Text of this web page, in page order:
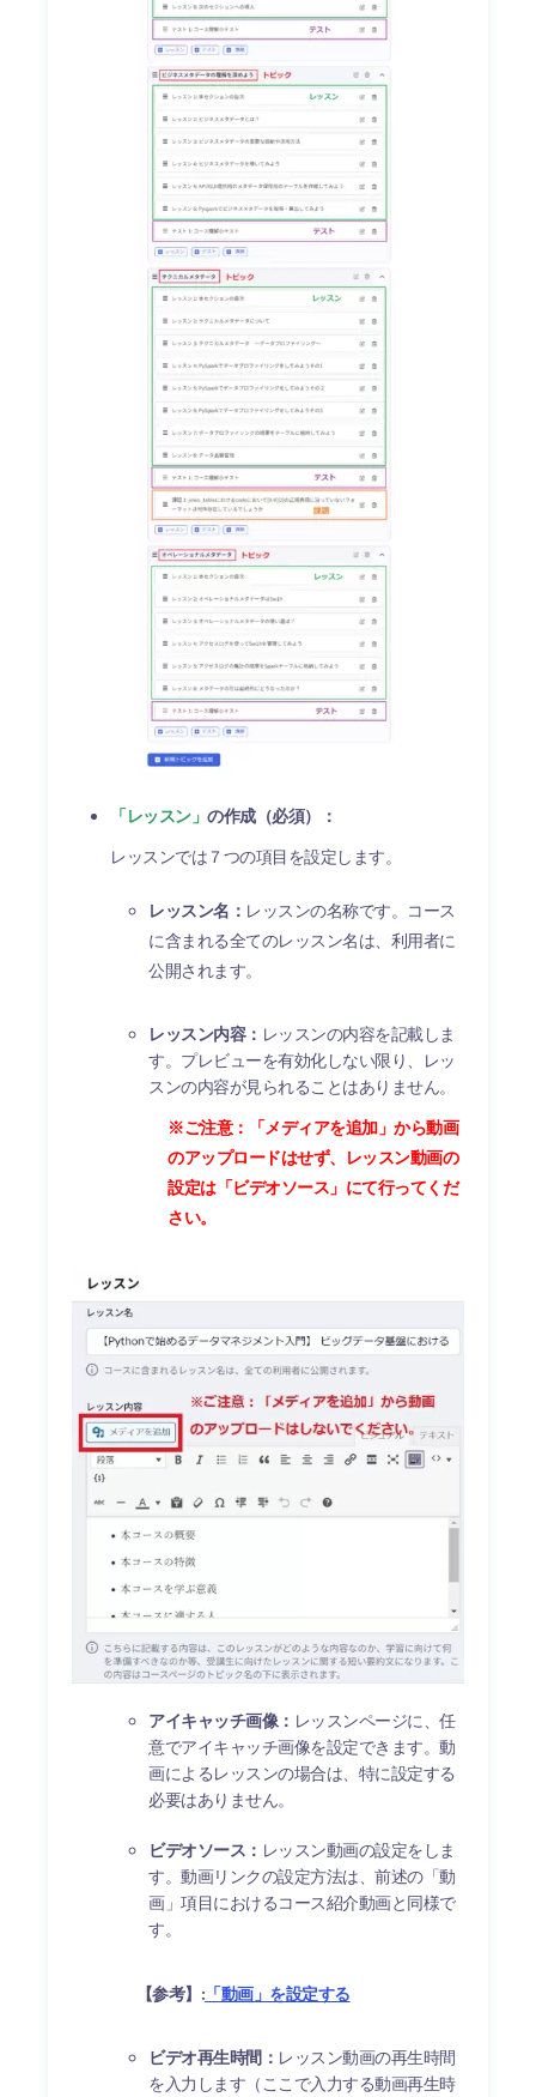
「レッスン」 の作成（必須）：
レッスンでは７つの項目を設定します。
レッスン名： レッスンの名称です。コース
に含まれる全てのレッスン名は、利用者に
公開されます。
レッスン内容： レッスンの内容を記載しま
す。プレビューを有効化しない限り、レッ
スンの内容が見られることはありません。
※ご注意：「メディアを追加」から動画
のアップロードはせず、レッスン動画の
設定は「ビデオソース」にて行ってくだ
さい。
アイキャッチ画像： レッスンページに、任
意でアイキャッチ画像を設定できます。動
画によるレッスンの場合は、特に設定する
必要はありません。
ビデオソース： レッスン動画の設定をしま
す。動画リンクの設定方法は、前述の「動
画」項目におけるコース紹介動画と同様で
す。
【参考】: 「動画」を設定する
ビデオ再生時間： レッスン動画の再生時間
を入力します（ここで入力する動画再生時